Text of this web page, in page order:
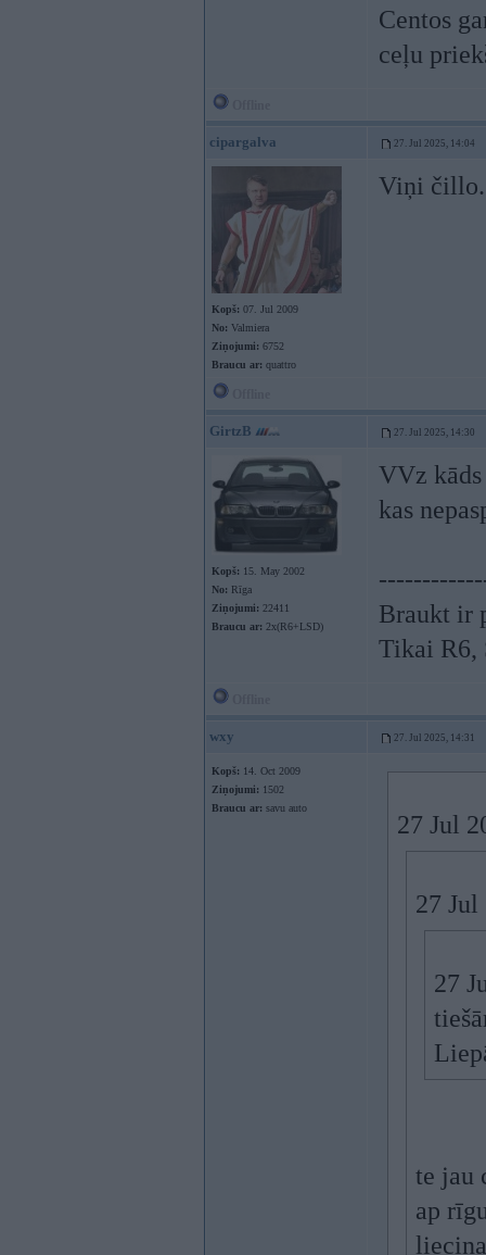
Centos
ceļu
cipargalva 27. Jul 2025, 14:04
Kopš: 07. Jul 2009
No: Valmiera
Ziņojumi: 6752
Braucu ar: quattro
Viņi čillo.
GirtzB 27. Jul 2025, 14:30
Kopš: 15. May 2002
No: Rīga
Ziņojumi: 22411
Braucu ar: 2x(R6+LSD)
VVz
kas
Braukt ir
Tikai R6,
wxy 27. Jul 2025, 14:31
Kopš: 14. Oct 2009
Ziņojumi: 1502
Braucu ar: savu auto
27 Jul
27
27
te jau
ap